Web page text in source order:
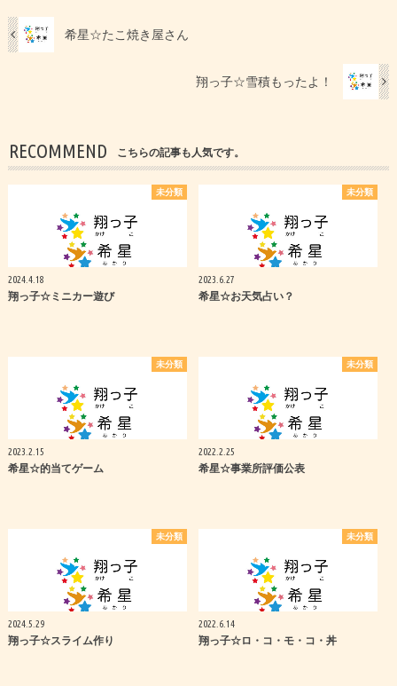
希星☆たこ焼き屋さん
翔っ子☆雪積もったよ！
RECOMMEND こちらの記事も人気です。
未分類
2024.4.18
翔っ子☆ミニカー遊び
未分類
2023.6.27
希星☆お天気占い？
未分類
2023.2.15
希星☆的当てゲーム
未分類
2022.2.25
希星☆事業所評価公表
未分類
2024.5.29
翔っ子☆スライム作り
未分類
2022.6.14
翔っ子☆ロ・コ・モ・コ・丼